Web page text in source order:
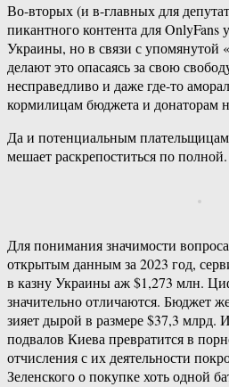
Во-вторых (и в-главных для
пикантного контента для
Украины, но в связи с упомянутой
делают это опасаясь за свою
несправедливо и даже где-то
кормилицам бюджета и донаторам
Да и потенциальным
мешает раскрепоститься по полной.
Для понимания значимости
открытым данным за 2023 год,
в казну Украины аж $1,273 млн.
значительно отличаются. Бюджет
зияет дырой в размере $37,3 млрд.
подвалов Киева превратится в
отчисления с их деятельности
Зеленского о покупке хоть одной